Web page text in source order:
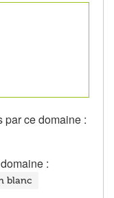
ce domaine :
:
blanc